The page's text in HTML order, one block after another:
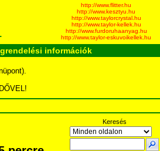
http://www.flitter.hu
http://www.kesztyu.hu
http://www.taylorcrystal.hu
http://www.taylor-kellek.hu
http://www.furdoruhaanyag.hu
http://www.taylor-eskuvoikellek.hu
információk
Keresés